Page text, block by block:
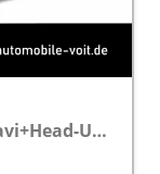
R-Line 2.0 TDI 193 PS 4M DSG+ Navi+Head-UP+Matrix-LED+ACC frei konfigurierbar!